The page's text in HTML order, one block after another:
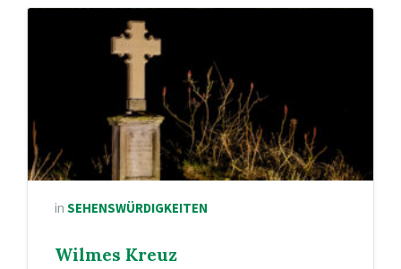
in SEHENSWÜRDIGKEITEN
Wilmes Kreuz